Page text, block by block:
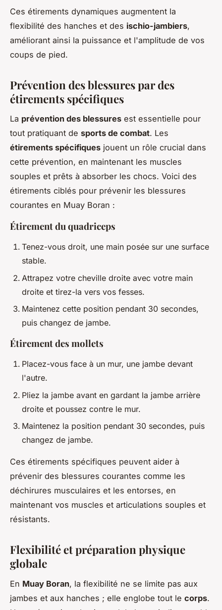
Ces étirements dynamiques augmentent la
flexibilité des hanches et des ischio-jambiers,
améliorant ainsi la puissance et l'amplitude de vos
coups de pied.
Prévention des blessures par des
étirements spécifiques
La prévention des blessures est essentielle pour
tout pratiquant de sports de combat. Les
étirements spécifiques jouent un rôle crucial dans
cette prévention, en maintenant les muscles
souples et prêts à absorber les chocs. Voici des
étirements ciblés pour prévenir les blessures
courantes en Muay Boran :
Étirement du quadriceps
Tenez-vous droit, une main posée sur une surface
stable.
Attrapez votre cheville droite avec votre main
droite et tirez-la vers vos fesses.
Maintenez cette position pendant 30 secondes,
puis changez de jambe.
Étirement des mollets
Placez-vous face à un mur, une jambe devant
l'autre.
Pliez la jambe avant en gardant la jambe arrière
droite et poussez contre le mur.
Maintenez la position pendant 30 secondes, puis
changez de jambe.
Ces étirements spécifiques peuvent aider à
prévenir des blessures courantes comme les
déchirures musculaires et les entorses, en
maintenant vos muscles et articulations souples et
résistants.
Flexibilité et préparation physique
globale
En Muay Boran, la flexibilité ne se limite pas aux
jambes et aux hanches ; elle englobe tout le corps.